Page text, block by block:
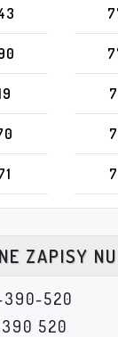
ZAPISY
520
520